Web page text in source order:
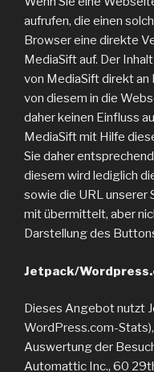
aufrufen, die einen
Browser eine direkte
MediaSift auf. Der
von MediaSift direkt
von diesem in die
daher keinen Einfluss
MediaSift mit Hilfe
Sie daher
diesem wird lediglich
sowie die URL unserer
mit übermittelt, aber
Darstellung des
Jetpack/
Dieses Angebot nutzt
WordPress.com-
Auswertung der
Automattic Inc., 60